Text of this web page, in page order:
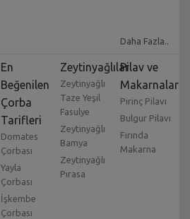
Daha Fazla..
En
Beğenilen
Çorba
Tarifleri
Domates
Çorbası
Yayla
Çorbası
İşkembe
Çorbası
Zeytinyağlılar
Zeytinyağlı
Taze Yeşil
Fasulye
Zeytinyağlı
Bamya
Zeytinyağlı
Pırasa
Pilav ve
Makarnalar
Pirinç Pilavı
Bulgur Pilavı
Fırında
Makarna